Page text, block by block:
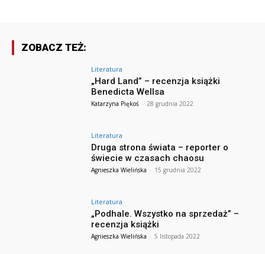
ZOBACZ TEŻ:
Literatura
„Hard Land” – recenzja książki
Benedicta Wellsa
Katarzyna Piękoś - 28 grudnia 2022
Literatura
Druga strona świata – reporter o
świecie w czasach chaosu
Agnieszka Wielińska - 15 grudnia 2022
Literatura
„Podhale. Wszystko na sprzedaż” –
recenzja książki
Agnieszka Wielińska - 5 listopada 2022